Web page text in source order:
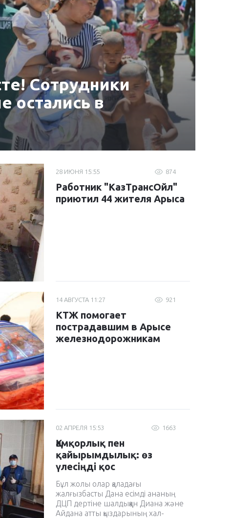
Сотрудники
остались в
874
28 ИЮНЯ 15:55
Работник "КазТрансОйл"
приютил 44 жителя Арыса
921
14 АВГУСТА 11:27
КТЖ помогает
пострадавшим в Арысе
железнодорожникам
1663
02 АПРЕЛЯ 15:53
Қамқорлық пен
қайырымдылық: өз
үлесіңді қос
Бұл жолы олар қаладағы
жалғызбасты Дана есімді ананың
ДЦП дертіне шалдыққан Диана және
Айдана атты қыздарының хал-